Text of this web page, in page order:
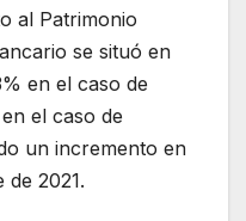
al Patrimonio
se situó en
en el caso de
el caso de
un incremento en
2021.